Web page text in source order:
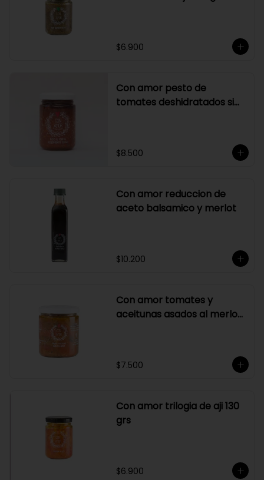
$6.900
Con amor pesto de
tomates deshidratados sin
$8.500
Con amor reduccion de
aceto balsamico y merlot
$10.200
Con amor tomates y
aceitunas asados al merlot
$7.500
Con amor trilogia de aji 130
grs
$6.900